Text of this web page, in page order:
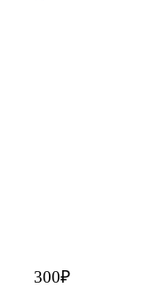
300₽